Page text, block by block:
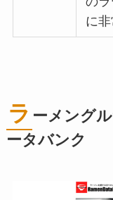
に
ラ ーメング
ータバンク